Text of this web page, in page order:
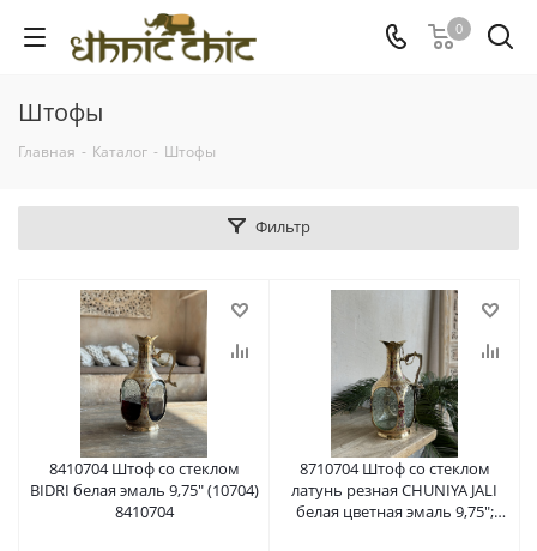
0
Штофы
Главная - Каталог - Штофы
Фильтр
8410704 Штоф со стеклом
BIDRI белая эмаль 9,75" (10704)
8410704
8710704 Штоф со стеклом
латунь резная CHUNIYA JALI
белая цветная эмаль 9,75";